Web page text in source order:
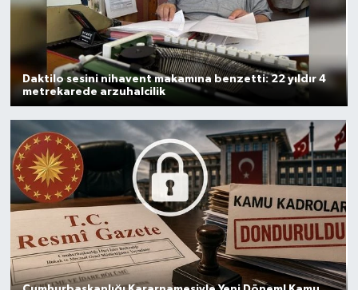
Daktilo sesini nihavent makamına benzetti: 22 yıldır 4
metrekarede arzuhalcilik